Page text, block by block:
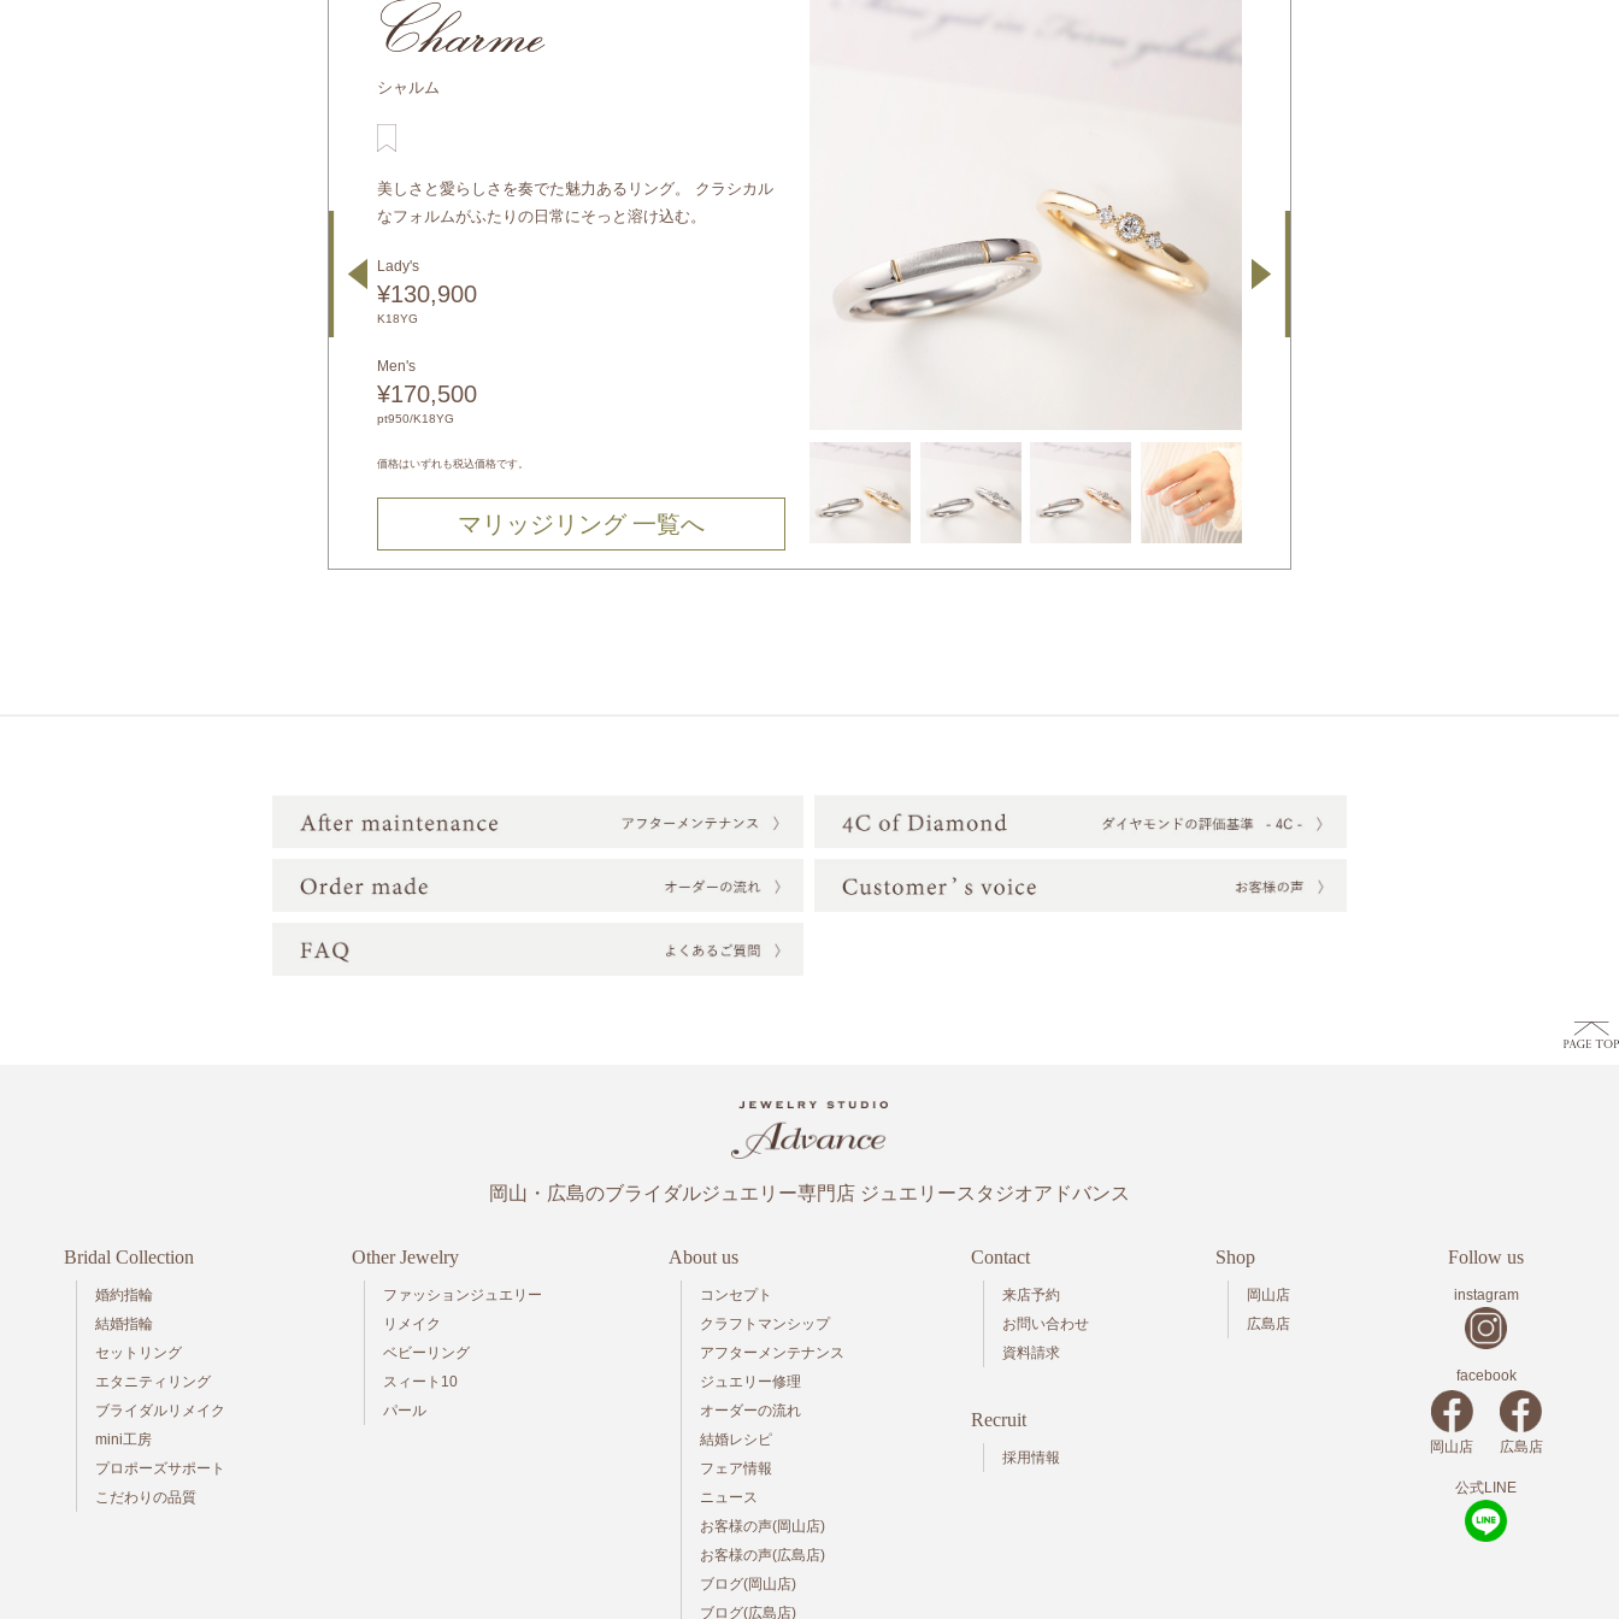
シャルム
美しさと愛らしさを奏でた魅力あるリング。 クラシカル
なフォルムがふたりの日常にそっと溶け込む。
Lady's
¥130,900
K18YG
Men's
¥170,500
pt950/K18YG
価格はいずれも税込価格です。
マリッジリング 一覧へ
岡山・広島のブライダルジュエリー専門店 ジュエリースタジオアドバンス
Bridal Collection
婚約指輪
結婚指輪
セットリング
エタニティリング
ブライダルリメイク
mini工房
プロポーズサポート
こだわりの品質
Other Jewelry
ファッションジュエリー
リメイク
ベビーリング
スィート10
パール
About us
コンセプト
クラフトマンシップ
アフターメンテナンス
ジュエリー修理
オーダーの流れ
結婚レシピ
フェア情報
ニュース
お客様の声(岡山店)
お客様の声(広島店)
ブログ(岡山店)
ブログ(広島店)
Contact
来店予約
お問い合わせ
資料請求
Recruit
採用情報
Shop
岡山店
広島店
Follow us
instagram
facebook
岡山店 広島店
公式LINE